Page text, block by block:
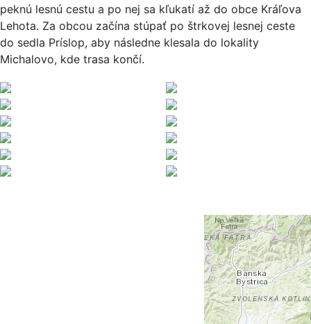
peknú lesnú cestu a po nej sa kľukatí až do obce Kráľova
Lehota. Za obcou začína stúpať po štrkovej lesnej ceste
do sedla Príslop, aby následne klesala do lokality
Michalovo, kde trasa končí.